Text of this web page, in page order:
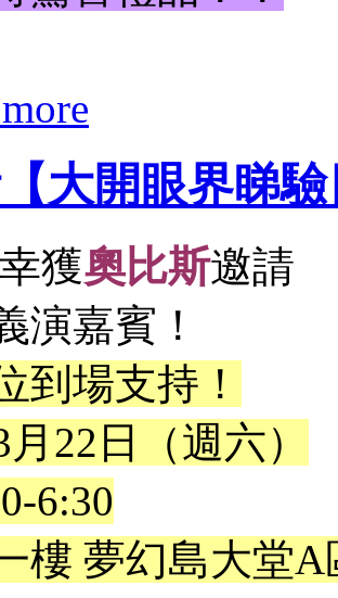
大開眼界睇
獲奧比斯邀請
演嘉賓！
到場支持！
22日（週六）
6:30
樓 夢幻島大堂A